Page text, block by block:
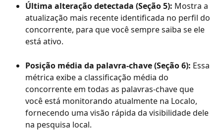
Última alteração detectada (Seção 5): Mostra a
atualização mais recente identificada no perfil do
concorrente, para que você sempre saiba se ele
está ativo.
Posição média da palavra-chave (Seção 6): Essa
métrica exibe a classificação média do
concorrente em todas as palavras-chave que
você está monitorando atualmente na Localo,
fornecendo uma visão rápida da visibilidade dele
na pesquisa local.